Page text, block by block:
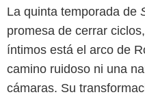
La quinta temporada de
promesa de cerrar
íntimos está el arco de
camino ruidoso ni una
cámaras. Su